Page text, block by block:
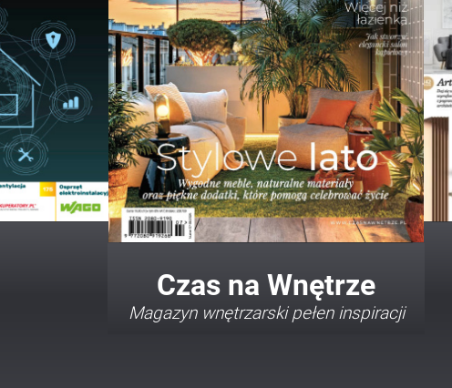
Twój Dom Twój Styl
Porady i inspiracje w najmodniejszych